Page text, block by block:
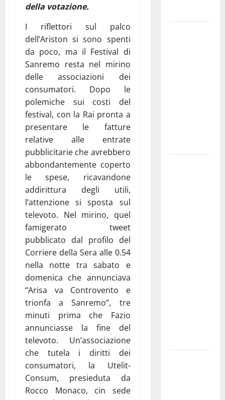
della votazione.
I riflettori sul palco
dell’Ariston si sono spenti
da poco, ma il Festival di
Sanremo resta nel mirino
delle associazioni dei
consumatori. Dopo le
polemiche sui costi del
festival, con la Rai pronta a
presentare le fatture
relative alle entrate
pubblicitarie che avrebbero
abbondantemente coperto
le spese, ricavandone
addirittura degli utili,
l’attenzione si sposta sul
televoto. Nel mirino, quel
famigerato tweet
pubblicato dal profilo del
Corriere della Sera alle 0.54
nella notte tra sabato e
domenica che annunciava
“Arisa va Controvento e
trionfa a Sanremo”, tre
minuti prima che Fazio
annunciasse la fine del
televoto. Un’associazione
che tutela i diritti dei
consumatori, la Utelit-
Consum, presieduta da
Rocco Monaco, cin sede